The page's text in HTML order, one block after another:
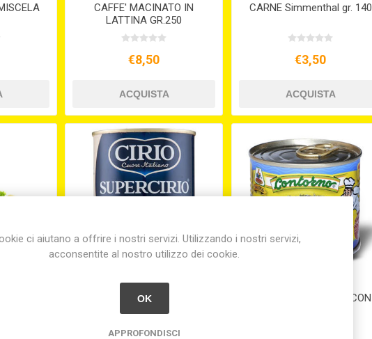
CAFFE' MACINATO IN
LATTINA GR.250
€8,50
CARNE Simmenthal gr. 140
€3,50
CONCENTRATO DI
POMODORO GR. 400
CONDIMENTO PASTA CON
ci aiutano a offrire i nostri servizi. Utilizzando i nostri servizi,
acconsentite al nostro utilizzo dei cookie.
OK
APPROFONDISCI